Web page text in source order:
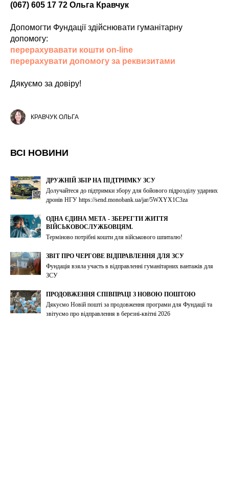
(067) 605 17 72 Ольга Кравчук
Допомогти Фундації здійснювати гуманітарну
допомогу:
перерахувавати кошти on-line
перерахувати допомогу за реквизитами
Дякуємо за довіру!
КРАВЧУК ОЛЬГА
ВСІ НОВИНИ
ДРУЖНІЙ ЗБІР НА ПІДТРИМКУ ЗСУ
Долучайтеся до підтримки збору для бойового підрозділу ударних
дронів НГУ https://send.monobank.ua/jar/5WXYX1C3za
ОДНА ЄДИНА МЕТА - ЗБЕРЕГТИ ЖИТТЯ
ВІЙСЬКОВОСЛУЖБОВЦЯМ.
Терміново потрібні кошти для військового шпиталю!
ЗВІТ ПРО ЧЕРГОВЕ ВІДПРАВЛЕННЯ ДЛЯ ЗСУ
Фундація взяла участь в відправленні гуманітарних вантажів для
ЗСУ
ПРОДОВЖЕННЯ СПІВПРАЦІ З НОВОЮ ПОШТОЮ
Дякуємо Новій пошті за продовження програми для Фундації та
звітуємо про відправлення в березні-квітні 2026